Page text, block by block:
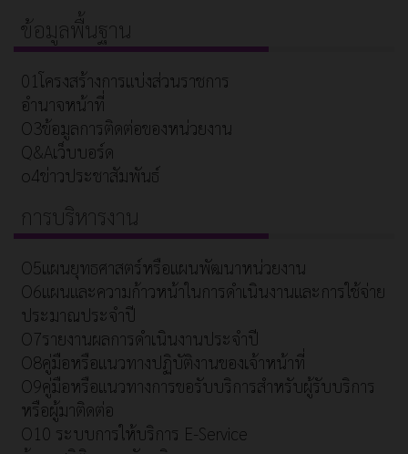
ข้อมูลพื้นฐาน
01โครงสร้างการแบ่งส่วนราชการ
อำนาจหน้าที่
O3ข้อมูลการติดต่อของหน่วยงาน
Q&Aเว็บบอร์ด
o4ข่าวประชาสัมพันธ์
การบริหารงาน
O5แผนยุทธศาสตร์หรือแผนพัฒนาหน่วยงาน
O6แผนและความก้าวหน้าในการดำเนินงานและการใช้จ่าย
ประมาณประจำปี
O7รายงานผลการดำเนินงานประจำปี
O8คู่มือหรือแนวทางปฏิบัติงานของเจ้าหน้าที่
O9คู่มือหรือแนวทางการขอรับบริการสำหรับผู้รับบริการ
หรือผู้มาติดต่อ
O10 ระบบการให้บริการ E-Service